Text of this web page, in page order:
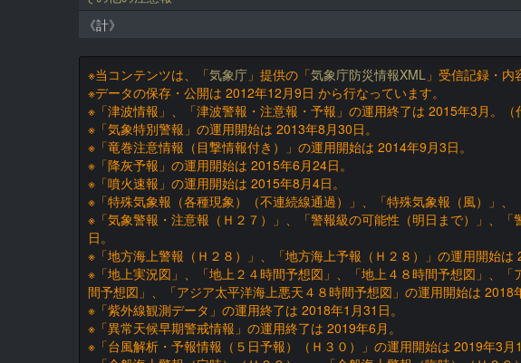
《計》
※当コンテンツは、「気象庁 」提供の「気象庁防災情報XML 」受信記録・内
※データの保存・公開は 2012年12月9日 から行なっています。
※「津波情報」、「津波警報・注意報・予報」の運用終了は 2015年3月。
※「気象特別警報」の運用開始は 2013年8月30日。
※「竜巻注意情報（目撃情報付き）」の運用開始は 2014年9月3日。
※「降灰予報」の運用開始は 2015年6月24日。
※「噴火速報」の運用開始は 2015年8月4日。
※「特殊気象報（各種現象）（不連続線通過）」、「特殊気象報（風）」、
※「気象警報・注意報（Ｈ２７）」、「警報級の可能性（明日まで）」、
日。
※「地方海上警報（Ｈ２８）」、「地方海上予報（Ｈ２８）」の運用開始は
※「地上実況図」、「地上２４時間予想図」、「地上４８時間予想図」、
間予想図」、「アジア太平洋海上悪天４８時間予想図」の運用開始は 2018
※「紫外線観測データ」の運用終了は 2018年1月31日。
※「異常天候早期警戒情報」の運用終了は 2019年6月。
※「台風解析・予報情報（５日予報）（Ｈ３０）」の運用開始は 2019年3月